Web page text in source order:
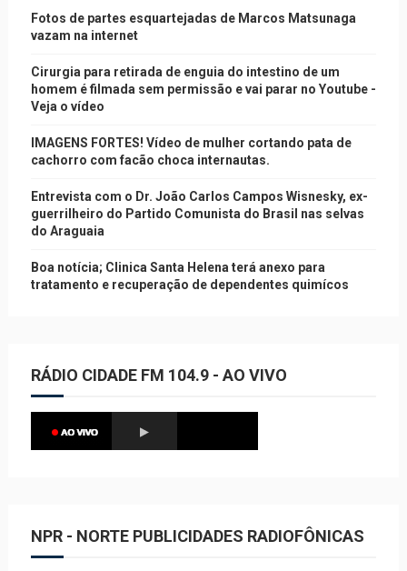
Fotos de partes esquartejadas de Marcos Matsunaga
vazam na internet
Cirurgia para retirada de enguia do intestino de um
homem é filmada sem permissão e vai parar no Youtube -
Veja o vídeo
IMAGENS FORTES! Vídeo de mulher cortando pata de
cachorro com facão choca internautas.
Entrevista com o Dr. João Carlos Campos Wisnesky, ex-
guerrilheiro do Partido Comunista do Brasil nas selvas
do Araguaia
Boa notícia; Clinica Santa Helena terá anexo para
tratamento e recuperação de dependentes quimícos
RÁDIO CIDADE FM 104.9 - AO VIVO
NPR - NORTE PUBLICIDADES RADIOFÔNICAS